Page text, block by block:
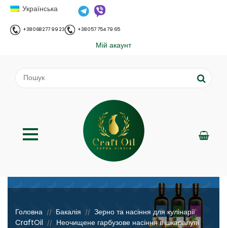
Українська
+38 068 277 99 23 +38 057 754 79 65
Мій акаунт
;
Головна // Бакалія // Зерно та насіння для кулінарії
CraftOil
// Неочищене гарбузове насіння в шкаралупі